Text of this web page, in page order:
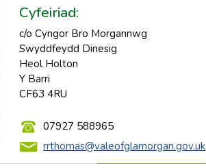
Cyfeiriad:
c/o Cyngor Bro Morgannwg
Swyddfeydd Dinesig
Heol Holton
Y Barri
CF63 4RU
07927 588965
rrthomas@valeofglamorgan.gov.uk